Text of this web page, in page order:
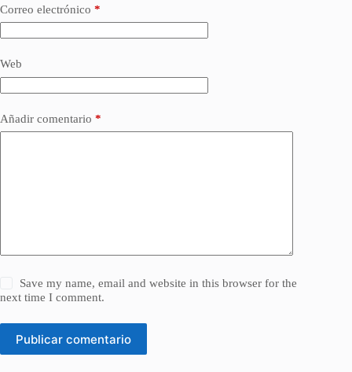
Correo electrónico *
Web
Añadir comentario *
Save my name, email and website in this browser for the
next time I comment.
Publicar comentario